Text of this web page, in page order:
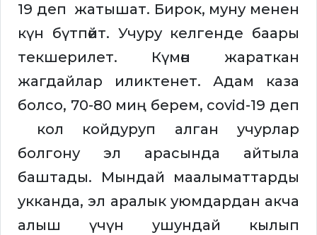
19 деп жатышат. Бирок, муну менен
күн бүтпөйт. Учуру келгенде баары
текшерилет. Күмөн жараткан
жагдайлар иликтенет. Адам каза
болсо, 70-80 миң берем, covid-19 деп
кол койдуруп алган учурлар
болгону эл арасында айтыла
баштады. Мындай маалыматтарды
укканда, эл аралык уюмдардан акча
алыш үчүн ушундай кылып